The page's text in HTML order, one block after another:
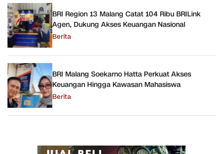
BRI Region 13 Malang Catat 104 Ribu BRILink
Agen, Dukung Akses Keuangan Nasional
Berita
BRI Malang Soekarno Hatta Perkuat Akses
Keuangan Hingga Kawasan Mahasiswa
Berita